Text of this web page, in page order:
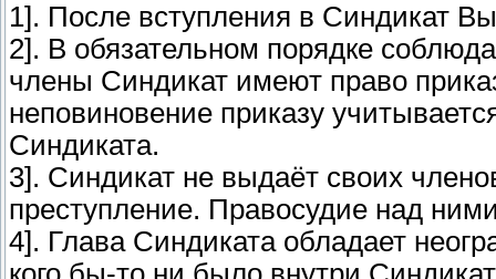
1]. После вступления в Синдикат
2]. В обязательном порядке
члены Синдикат имеют право
неповиновение приказу
Синдиката.
3]. Синдикат не выдаёт своих
преступление. Правосудие над
4]. Глава Синдиката обладает